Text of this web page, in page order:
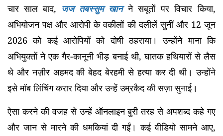
चार साल बाद, जज तबस्सुम खानने सबूतों पर विचार किया,
अभियोजन पक्ष और आरोपी के वकीलों की दलीलें सुनीं और 12 जून
2026 को कई आरोपियों को दोषी ठहराया। उन्होंने माना कि
अभियुक्तों ने एक गैर-कानूनी भीड़ बनाई थी, घातक हथियारों से लैस
थे और नज़ीर अहमद की बेहद बेरहमी से हत्या कर दी थी। उन्होंने
इसे मॉब लिंचिंग करार दिया और उन्हें उम्रकैद की सज़ा सुनाई।
ऐसा करने की वजह से उन्हें ऑनलाइन बुरी तरह से अपशब्द कहे गए
और जान से मारने की धमकियां दी गईं। कई वीडियो सामने आए,